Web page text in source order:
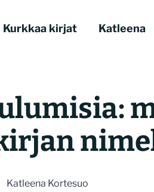
Kurkkaa kirjat Katleena
Katleena Kortesuo